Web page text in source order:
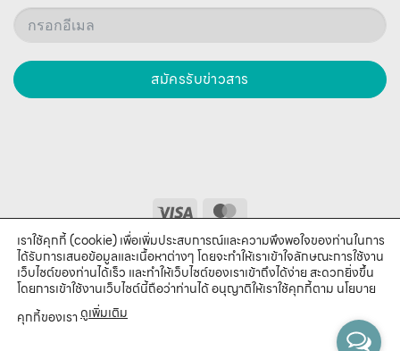
สมัครรับข่าวสาร
About Us Stores บทความ/ข่าวสาร
บริษัท ยูฟิคอน จํากัด (สํานักงานใหญ่) 65/5 ซอยสุขสันต์ ถนนทรัพย์
สี่พระยา บางรัก กทม. 10500
สายด่วน: 0-2612-9601 , 0-2126-7643 , 0-2125-2820
เราใช้คุกกี้ (cookie) เพื่อเพิ่มประสบการณ์และความพึงพอใจของท่านในการ
ได้รับการเสนอข้อมูลและเนื้อหาต่างๆ โดยจะทำให้เราเข้าใจลักษณะการใช้งาน
เว็บไซต์ของท่านได้เร็ว และทำให้เว็บไซต์ของเราเข้าถึงได้ง่าย สะดวกยิ่งขึ้น
โดยการเข้าใช้งานเว็บไซต์นี้ถือว่าท่านได้ อนุญาติให้เราใช้คุกกี้ตาม นโยบาย
คุกกี้ของเราดูเพิ่มเติม